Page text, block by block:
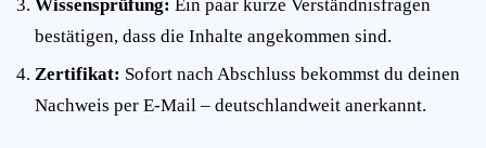
Wissensprüfung: Ein paar kurze Verständnisfragen
bestätigen, dass die Inhalte angekommen sind.
Zertifikat: Sofort nach Abschluss bekommst du deinen
Nachweis per E-Mail – deutschlandweit anerkannt.